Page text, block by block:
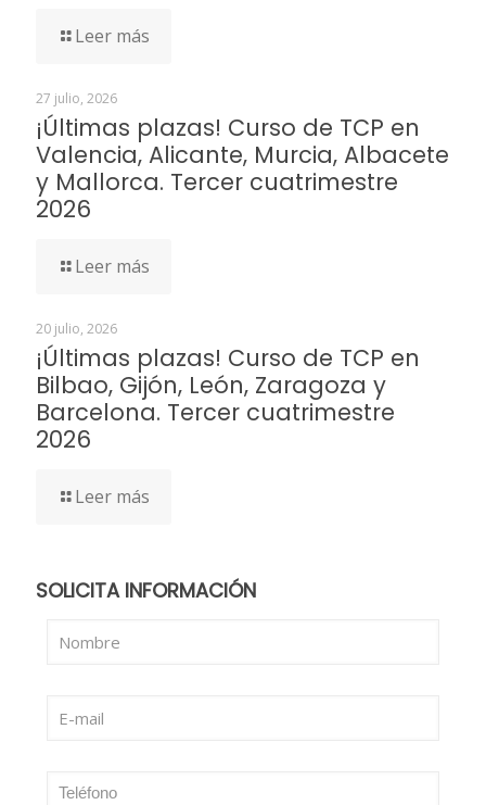
Leer más
27 julio, 2026
¡Últimas plazas! Curso de TCP en
Valencia, Alicante, Murcia, Albacete
y Mallorca. Tercer cuatrimestre
2026
Leer más
20 julio, 2026
¡Últimas plazas! Curso de TCP en
Bilbao, Gijón, León, Zaragoza y
Barcelona. Tercer cuatrimestre
2026
Leer más
SOLICITA INFORMACIÓN